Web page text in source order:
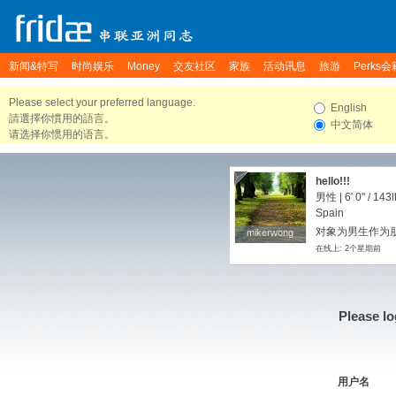
新闻&特写 时尚娱乐 Money 交友社区 家族 活动讯息 旅游 Perks会
Please select your preferred language.
請選擇你慣用的語言。
请选择你惯用的语言。
English
中文简体
mikerwong
mikerwong
hello!!!
男性 | 6' 0" /
Spain
对象为男生作为
在线上: 2个星期前
Please
用户名